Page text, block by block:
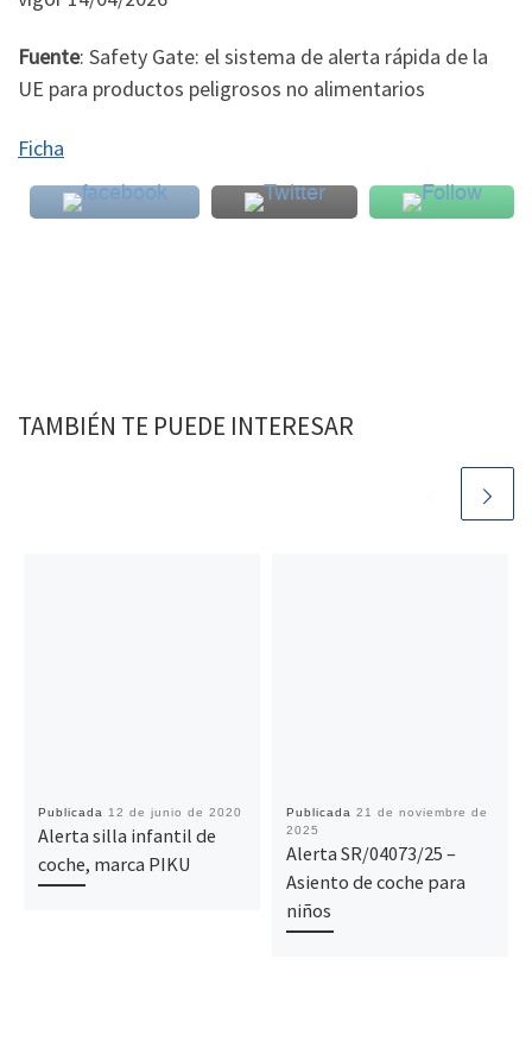
Fuente: Safety Gate: el sistema de alerta rápida de la
UE para productos peligrosos no alimentarios
Ficha
TAMBIÉN TE PUEDE INTERESAR
Publicada 12 de junio de 2020
Alerta silla infantil de
coche, marca PIKU
Publicada 21 de noviembre de
2025
Alerta SR/04073/25 –
Asiento de coche para
niños